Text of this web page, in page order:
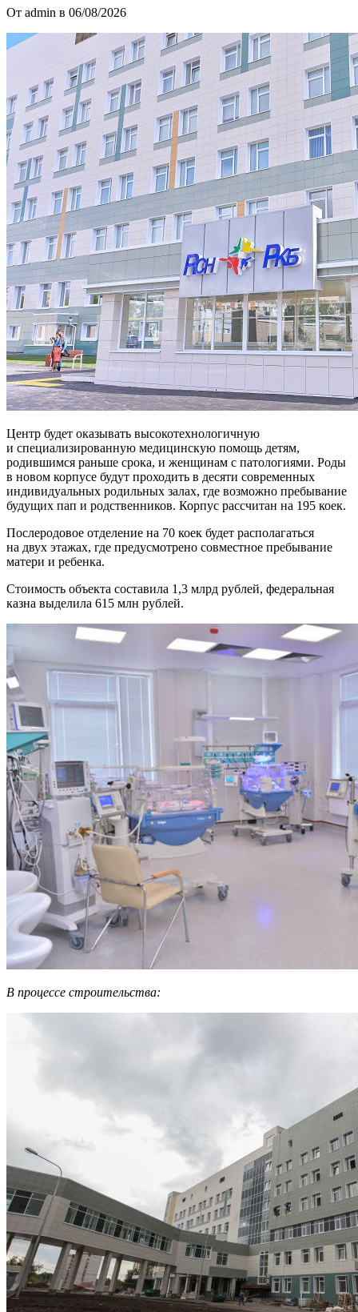
От admin в 06/08/2026
Центр будет оказывать высокотехнологичную
и специализированную медицинскую помощь детям,
родившимся раньше срока, и женщинам с патологиями. Роды
в новом корпусе будут проходить в десяти современных
индивидуальных родильных залах, где возможно пребывание
будущих пап и родственников. Корпус рассчитан на 195 коек.
Послеродовое отделение на 70 коек будет располагаться
на двух этажах, где предусмотрено совместное пребывание
матери и ребенка.
Стоимость объекта составила 1,3 млрд рублей, федеральная
казна выделила 615 млн рублей.
В процессе строительства: